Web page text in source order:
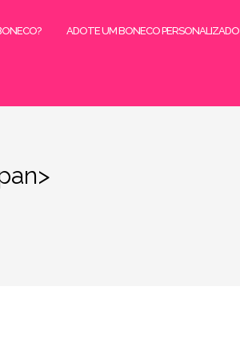
ADOTE UM BONECO PERSONALIZADO